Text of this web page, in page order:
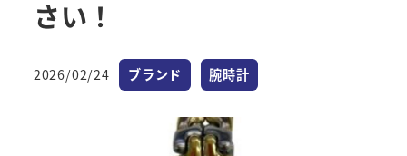
さい！
投稿日
2026/02/24 カテゴリー
ブランド カテゴリー
腕時計